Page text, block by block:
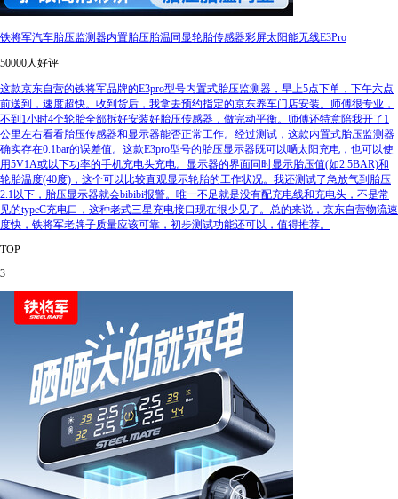
铁将军汽车胎压监测器内置胎压胎温同显轮胎传感器彩屏太阳能无线E3Pro
50000人好评
这款京东自营的铁将军品牌的E3pro型号内置式胎压监测器，早上5点下单，下午六点
前送到，速度超快。收到货后，我拿去预约指定的京东养车门店安装。师傅很专业，
不到1小时4个轮胎全部拆好安装好胎压传感器，做完动平衡。师傅还特意陪我开了1
公里左右看看胎压传感器和显示器能否正常工作。经过测试，这款内置式胎压监测器
确实存在0.1bar的误差值。这款E3pro型号的胎压显示器既可以嗮太阳充电，也可以使
用5V1A或以下功率的手机充电头充电。显示器的界面同时显示胎压值(如2.5BAR)和
轮胎温度(40度)，这个可以比较直观显示轮胎的工作状况。我还测试了急放气到胎压
2.1以下，胎压显示器就会bibibi报警。唯一不足就是没有配充电线和充电头，不是常
见的typeC充电口，这种老式三星充电接口现在很少见了。总的来说，京东自营物流速
度快，铁将军老牌子质量应该可靠，初步测试功能还可以，值得推荐。
TOP
3